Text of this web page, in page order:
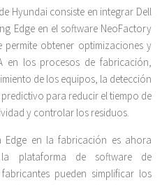
Hyundai consiste en integrar Dell
Edge en el software NeoFactory
permite obtener optimizaciones y
en los procesos de fabricación,
de los equipos, la detección
para reducir el tiempo de
y controlar los residuos.
en la fabricación es ahora
la plataforma de software de
pueden simplificar los